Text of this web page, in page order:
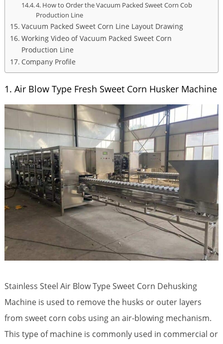
4. How to Order the Vacuum Packed Sweet Corn Cob
Production Line
Vacuum Packed Sweet Corn Line Layout Drawing
Working Video of Vacuum Packed Sweet Corn
Production Line
Company Profile
1. Air Blow Type Fresh Sweet Corn Husker Machine
Stainless Steel Air Blow Type Sweet Corn Dehusking
Machine is used to remove the husks or outer layers
from sweet corn cobs using an air-blowing mechanism.
This type of machine is commonly used in commercial or